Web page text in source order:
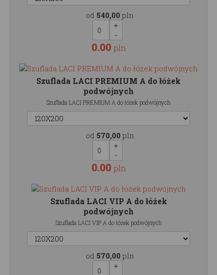
od 540,00 pln
0.00 pln
Szuflada LACI PREMIUM A do łóżek
podwójnych
Szuflada LACI PREMIUM A do łóżek podwójnych
od 570,00 pln
0.00 pln
Szuflada LACI VIP A do łóżek
podwójnych
Szuflada LACI VIP A do łóżek podwójnych
od 570,00 pln